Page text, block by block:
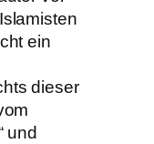
ein
dieser
und